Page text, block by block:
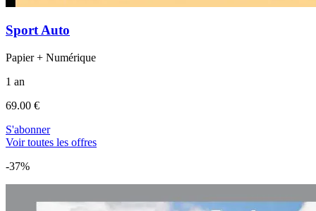
Sport Auto
Papier + Numérique
1 an
69.00 €
S'abonner
Voir toutes les offres
-37%